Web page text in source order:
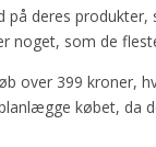
på deres
noget, som de
over 399 kroner,
købet, da